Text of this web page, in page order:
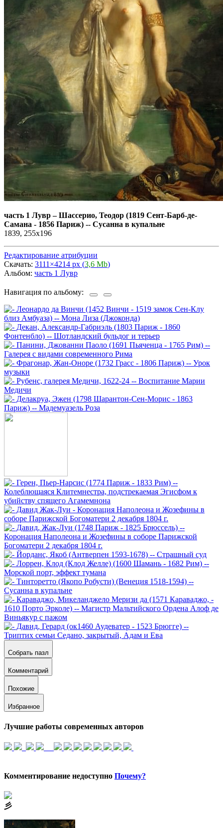
часть 1 Лувр–Шассерио, Теодор (1819 Сент-Барб-де-
Самана - 1856 Париж) -- Сусанна в купальне
1839, 255х196
Редактирование атрибуции
Скачать: 3111×4214 px (3,6 Mb)
Альбом: часть 1 Лувр
Навигация по альбому:
Собрать пазл
Комментарий
Похожие
Избранное
Лучшие работы современных авторов
Комментирование недоступно Почему?
⼺